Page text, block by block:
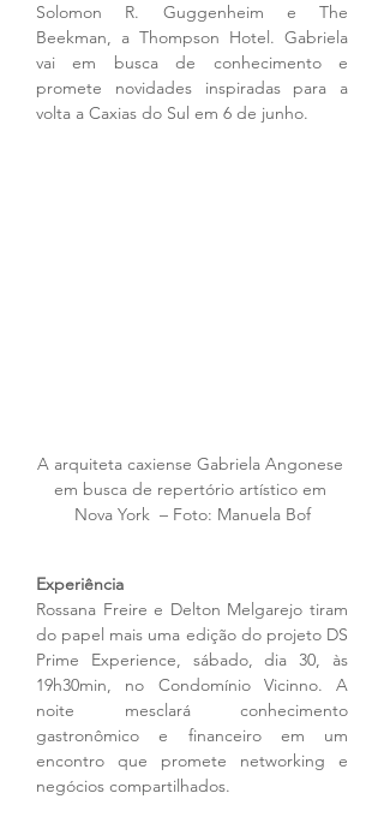
Solomon R. Guggenheim e The
Beekman, a Thompson Hotel. Gabriela
vai em busca de conhecimento e
promete novidades inspiradas para a
volta a Caxias do Sul em 6 de junho.
A arquiteta caxiense Gabriela Angonese
em busca de repertório artístico em
Nova York  – Foto: Manuela Bof
Experiência
Rossana Freire e Delton Melgarejo tiram
do papel mais uma edição do projeto DS
Prime Experience, sábado, dia 30, às
19h30min, no Condomínio Vicinno. A
noite mesclará conhecimento
gastronômico e financeiro em um
encontro que promete networking e
negócios compartilhados.